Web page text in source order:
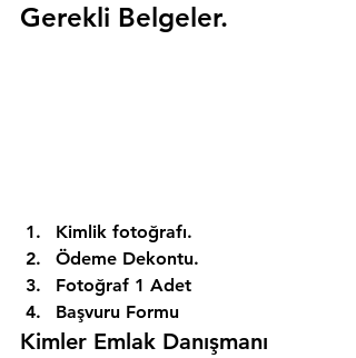
Gerekli Belgeler.
Kimlik fotoğrafı.
Ödeme Dekontu.
Fotoğraf 1 Adet
Başvuru Formu
Kimler Emlak Danışmanı